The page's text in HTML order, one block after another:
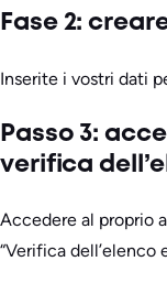
Fase 2:
Inserite i vostri dati
Passo 3:
verifica
Accedere al proprio
“Verifica dell’elenco